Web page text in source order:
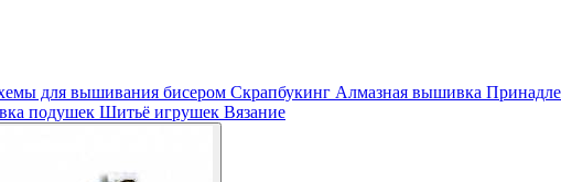
для вышивания бисером Скрапбукинг Алмазная вышивка
подушек Шитьё игрушек Вязание